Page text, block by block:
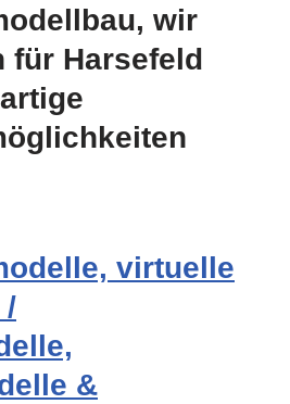
wir
für Harsefeld
virtuelle
/
&